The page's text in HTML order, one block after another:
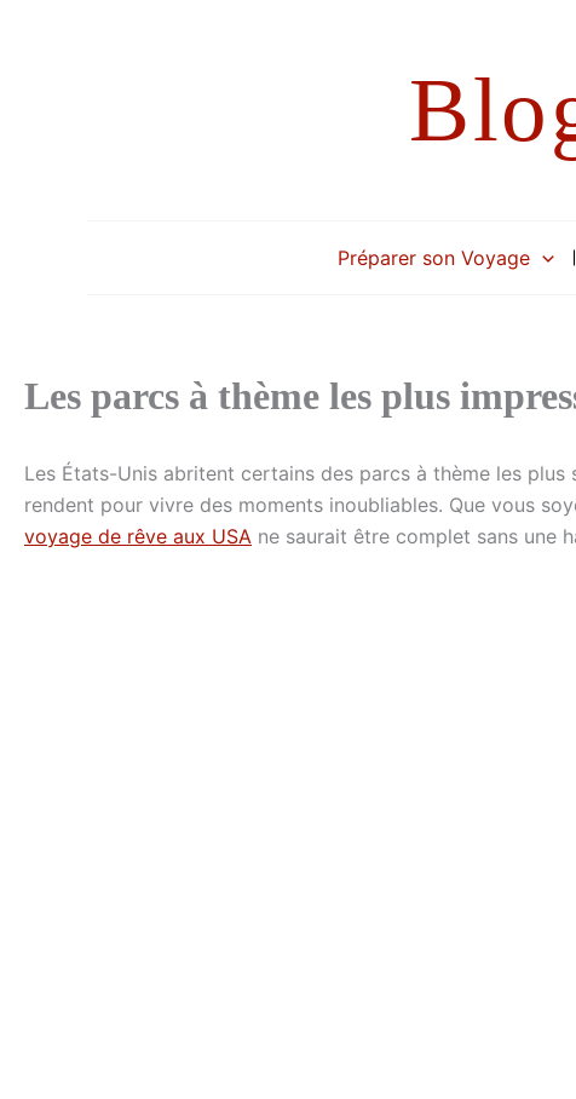
Préparer son Voyage
Les parcs à thème les plus
Les États-Unis abritent certains des parcs à thème les
rendent pour vivre des moments inoubliables. Que vous
voyage de rêve aux USA ne saurait être complet sans une